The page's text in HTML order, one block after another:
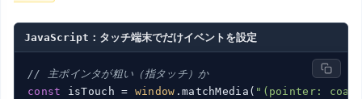
JavaScript：タッチ端末でだけイベントを設定
// 主ポインタが粗い（指タッチ）か
const isTouch = window .matchMedia( "(pointer: